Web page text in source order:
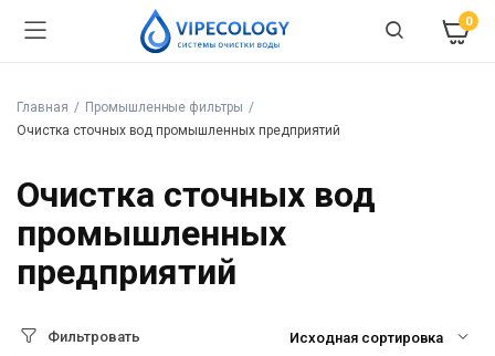
0
Главная
Промышленные фильтры
Очистка сточных вод промышленных предприятий
Очистка сточных вод
промышленных
предприятий
Фильтровать